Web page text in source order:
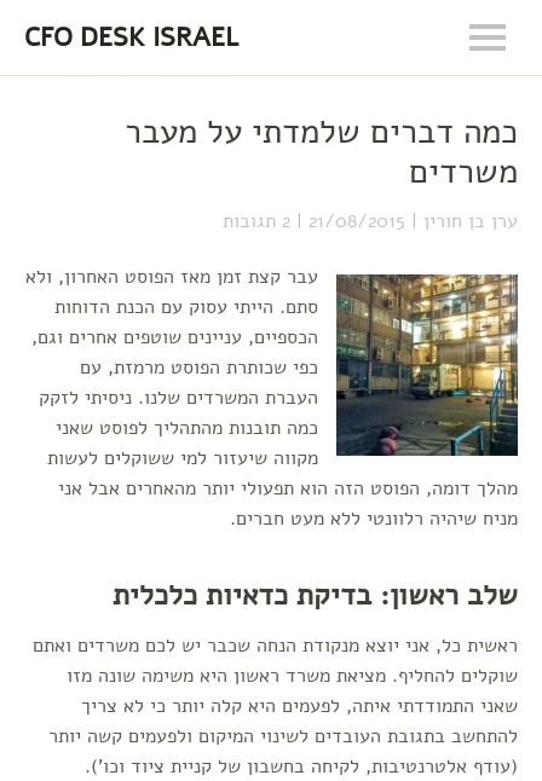
CFO DESK ISRAEL
כמה דברים שלמדתי על מעבר
משרדים
ערן בן חורין 21/08/2015 2 תגובות
עבר קצת זמן מאז הפוסט האחרון, ולא
סתם. הייתי עסוק עם הכנת הדוחות
הכספיים, עניינים שוטפים אחרים וגם,
כפי שכותרת הפוסט מרמזת, עם
העברת המשרדים שלנו. ניסיתי לזקק
כמה תובנות מהתהליך לפוסט שאני
מקווה שיעזור למי ששוקלים לעשות
מהלך דומה, הפוסט הזה הוא תפעולי יותר מהאחרים אבל אני
מניח שיהיה רלוונטי ללא מעט חברים.
שלב ראשון: בדיקת כדאיות כלכלית
ראשית כל, אני יוצא מנקודת הנחה שכבר יש לכם משרדים ואתם
שוקלים להחליף. מציאת משרד ראשון היא משימה שונה מזו
שאני התמודדתי איתה, לפעמים היא קלה יותר כי לא צריך
להתחשב בתגובת העובדים לשינוי המיקום ולפעמים קשה יותר
(עודף אלטרנטיבות, לקיחה בחשבון של קניית ציוד וכו').